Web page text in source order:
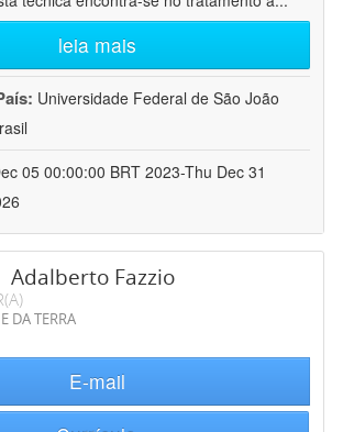
leia mais
Universidade Federal de São João
05 00:00:00 BRT 2023-Thu Dec 31
Adalberto Fazzio
DA TERRA
E-mail